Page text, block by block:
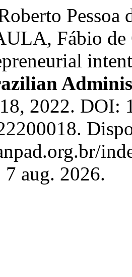
Pessoa
Fábio
2022. DOI:
7 aug. 2026.